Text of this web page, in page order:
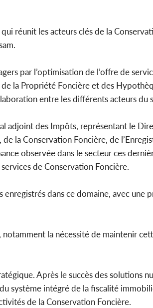
réunit les acteurs clés de la
par l’optimisation de l’offre de
la Propriété Foncière et des
entre les différents acteurs du
adjoint des Impôts, représentant le
la Conservation Foncière, de
observée dans le secteur ces
de Conservation Foncière.
dans ce domaine, avec une
la nécessité de maintenir
Après le succès des solutions
système intégré de la fiscalité
de la Conservation Foncière.